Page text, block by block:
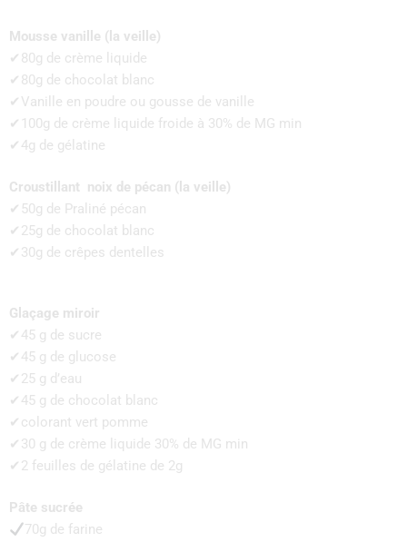
Mousse vanille (la veille)
✔80g de crème liquide
✔80g de chocolat blanc
✔Vanille en poudre ou gousse de vanille
✔100g de crème liquide froide à 30% de MG min
✔4g de gélatine
Croustillant noix de pécan (la veille)
✔50g de Praliné pécan
✔25g de chocolat blanc
✔30g de crêpes dentelles
Glaçage miroir
✔45 g de sucre
✔45 g de glucose
✔25 g d’eau
✔45 g de chocolat blanc
✔colorant vert pomme
✔30 g de crème liquide 30% de MG min
✔2 feuilles de gélatine de 2g
Pâte sucrée
70g de farine